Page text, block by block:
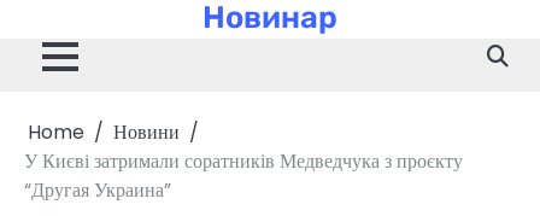
content
Новинар
Home
Новини
У Києві затримали соратників Медведчука з проєкту
“Другая Украина”